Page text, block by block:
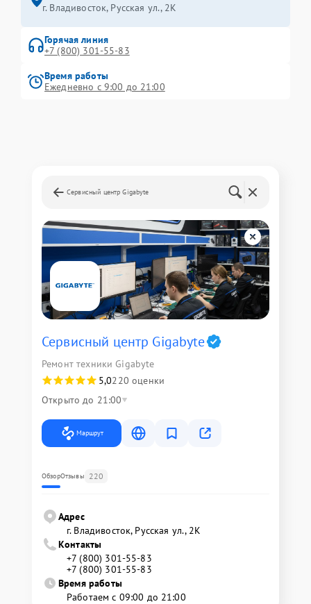
г. Владивосток, Русская ул., 2К
Горячая линия
+7 (800) 301-55-83
Время работы
Ежедневно с 9:00 до 21:00
Сервисный центр Gigabyte
Сервисный центр Gigabyte
Ремонт техники Gigabyte
5,0220 оценки
Открыто до 21:00
Маршрут
ОбзорОтзывы 220
Адрес
г. Владивосток, Русская ул., 2К
Контакты
+7 (800) 301-55-83
+7 (800) 301-55-83
Время работы
Работаем с 09:00 до 21:00